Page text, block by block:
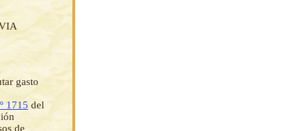
gasto
1715 del
de